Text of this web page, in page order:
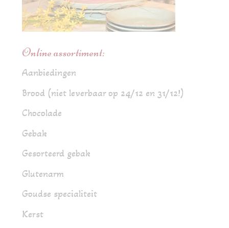
Online assortiment:
Aanbiedingen
Brood (niet leverbaar op 24/12 en 31/12!)
Chocolade
Gebak
Gesorteerd gebak
Glutenarm
Goudse specialiteit
Kerst